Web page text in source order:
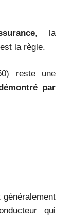
, la
la règle.
reste une
par
qui